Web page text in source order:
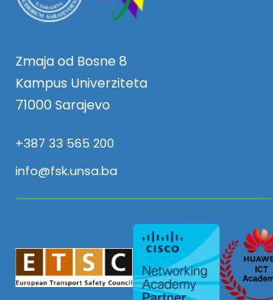
Zmaja od Bosne 8
Kampus Univerziteta
71000 Sarajevo
+387 33 565 200
info@fsk.unsa.ba